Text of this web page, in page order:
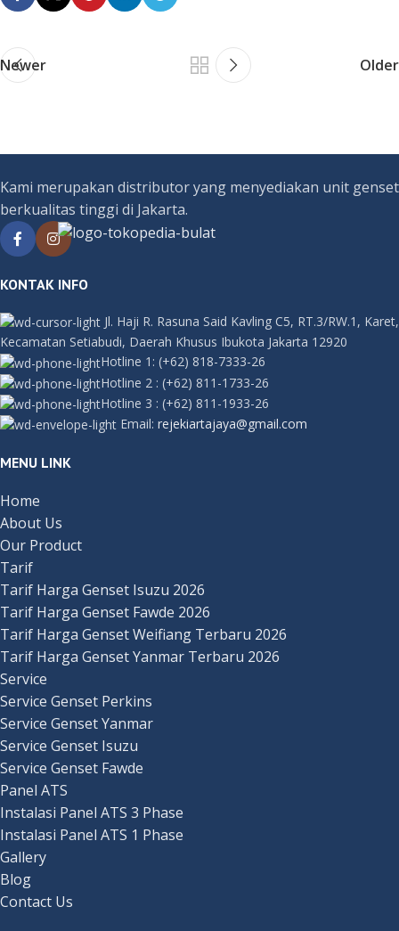
Newer Older
Kami merupakan distributor yang menyediakan unit genset
berkualitas tinggi di Jakarta.
KONTAK INFO
Jl. Haji R. Rasuna Said Kavling C5, RT.3/RW.1, Karet,
Kecamatan Setiabudi, Daerah Khusus Ibukota Jakarta 12920
Hotline 1: (+62) 818-7333-26
Hotline 2 : (+62) 811-1733-26
Hotline 3 : (+62) 811-1933-26
Email: rejekiartajaya@gmail.com
MENU LINK
Home
About Us
Our Product
Tarif
Tarif Harga Genset Isuzu 2026
Tarif Harga Genset Fawde 2026
Tarif Harga Genset Weifiang Terbaru 2026
Tarif Harga Genset Yanmar Terbaru 2026
Service
Service Genset Perkins
Service Genset Yanmar
Service Genset Isuzu
Service Genset Fawde
Panel ATS
Instalasi Panel ATS 3 Phase
Instalasi Panel ATS 1 Phase
Gallery
Blog
Contact Us